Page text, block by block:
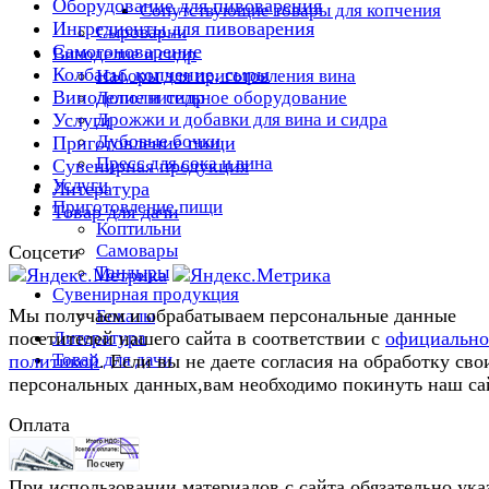
Сопутствующие товары для копчения
Сыроварни
Виноделие и сидр
Наборы для приготовления вина
Дополнительное оборудование
Дрожжи и добавки для вина и сидра
Дубовые бочки
Пресс для сока и вина
Услуги
Приготовление пищи
Коптильни
Самовары
Тандыры
Сувенирная продукция
Бокалы
Литература
Товар для дачи
Оборудование для пивоварения
Ингредиенты для пивоварения
Самогоноварение
Колбасы, копчение, сыры
Виноделие и сидр
Услуги
Приготовление пищи
Сувенирная продукция
Литература
Товар для дачи
Соцсети
Мы получаем и обрабатываем персональные данные
посетителей нашего сайта в соответствии с
политикой. Если вы не даете согласия на обработку
персональных данных,вам необходимо покинуть наш
Оплата